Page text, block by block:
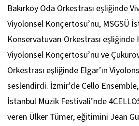
Bakırköy Oda Orkestrası eşliğinde
Viyolonsel Konçertosu’nu, MSGSÜ
Konservatuvarı Orkestrası eşliğinde
Viyolonsel Konçertosu’nu ve
Orkestrası eşliğinde Elgar’ın
seslendirdi. İzmir’de Cello
İstanbul Müzik Festivali’nde
veren Ülker Tümer, eğitimini Jean